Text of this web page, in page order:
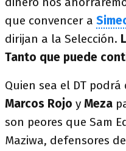
que convencer a
dirijan a la Selección.
Tanto que puede
Quien sea el DT
Marcos Rojo y Meza
son peores que Sam
Maziwa, defensores